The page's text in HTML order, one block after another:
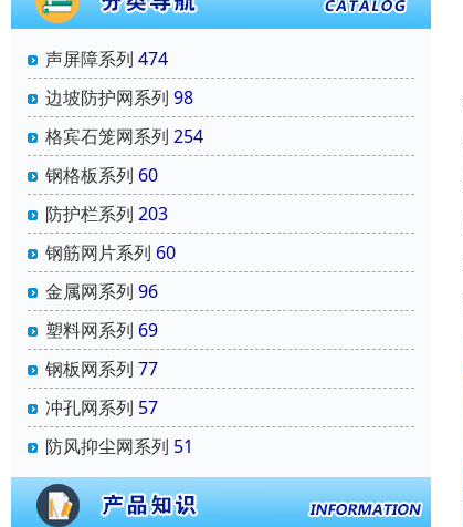
声屏障系列 474
边坡防护网系列 98
格宾石笼网系列 254
钢格板系列 60
防护栏系列 203
钢筋网片系列 60
金属网系列 96
塑料网系列 69
钢板网系列 77
冲孔网系列 57
防风抑尘网系列 51